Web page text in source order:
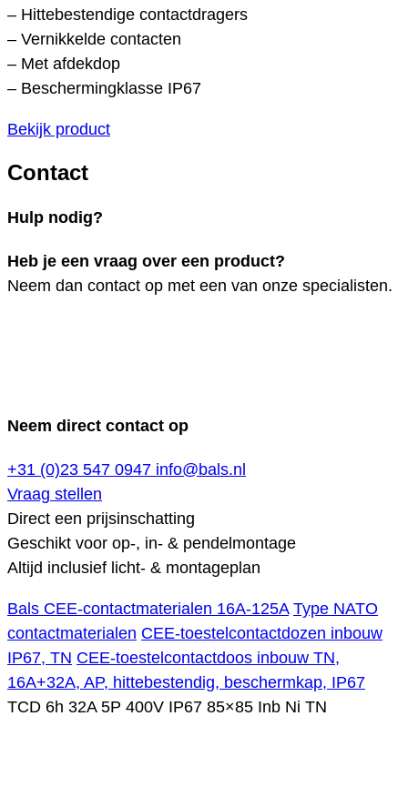
– Hittebestendige contactdragers
– Vernikkelde contacten
– Met afdekdop
– Beschermingklasse IP67
Bekijk product
Contact
Hulp nodig?
Heb je een vraag over een product?
Neem dan contact op met een van onze specialisten.
Neem direct contact op
+31 (0)23 547 0947 info@bals.nl
Vraag stellen
Direct een prijsinschatting
Geschikt voor op-, in- & pendelmontage
Altijd inclusief licht- & montageplan
Bals CEE-contactmaterialen 16A-125A Type NATO
contactmaterialen CEE-toestelcontactdozen inbouw
IP67, TN CEE-toestelcontactdoos inbouw TN,
16A+32A, AP, hittebestendig, beschermkap, IP67
TCD 6h 32A 5P 400V IP67 85×85 Inb Ni TN